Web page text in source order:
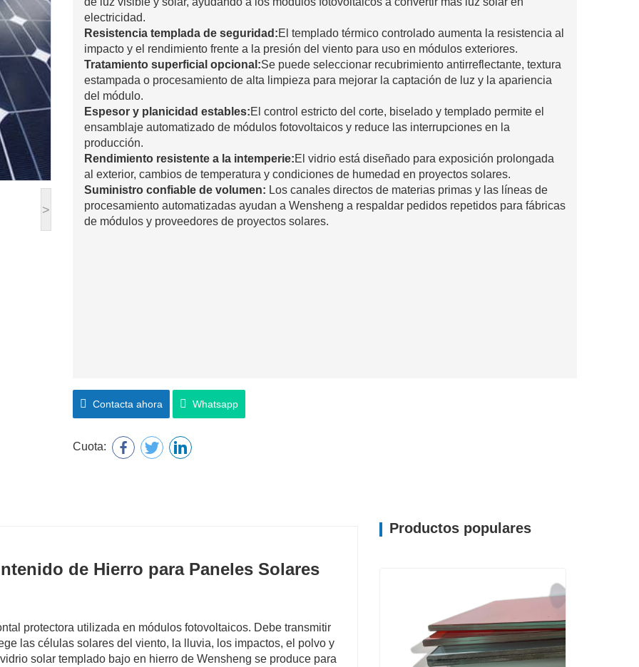
>
electricidad.
Resistencia templada de seguridad:El templado térmico controlado aumenta la resistencia al
impacto y el rendimiento frente a la presión del viento para uso en módulos exteriores.
Tratamiento superficial opcional:Se puede seleccionar recubrimiento antirreflectante, textura
estampada o procesamiento de alta limpieza para mejorar la captación de luz y la apariencia
del módulo.
Espesor y planicidad estables:El control estricto del corte, biselado y templado permite el
ensamblaje automatizado de módulos fotovoltaicos y reduce las interrupciones en la
producción.
Rendimiento resistente a la intemperie:El vidrio está diseñado para exposición prolongada
al exterior, cambios de temperatura y condiciones de humedad en proyectos solares.
Suministro confiable de volumen: Los canales directos de materias primas y las líneas de
procesamiento automatizadas ayudan a Wensheng a respaldar pedidos repetidos para fábricas
de módulos y proveedores de proyectos solares.
Contacta ahora Whatsapp
Cuota:
de Hierro para Paneles Solares
protectora utilizada en módulos fotovoltaicos. Debe transmitir
las células solares del viento, la lluvia, los impactos, el polvo y
solar templado bajo en hierro de Wensheng se produce para
Productos populares